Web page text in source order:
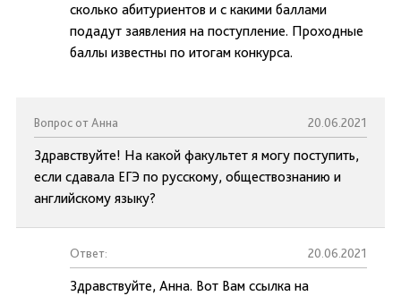
сколько абитуриентов и с какими баллами
подадут заявления на поступление. Проходные
баллы известны по итогам конкурса.
Вопрос от Анна 20.06.2021
Здравствуйте! На какой факультет я могу поступить,
если сдавала ЕГЭ по русскому, обществознанию и
английскому языку?
Ответ: 20.06.2021
Здравствуйте, Анна. Вот Вам ссылка на